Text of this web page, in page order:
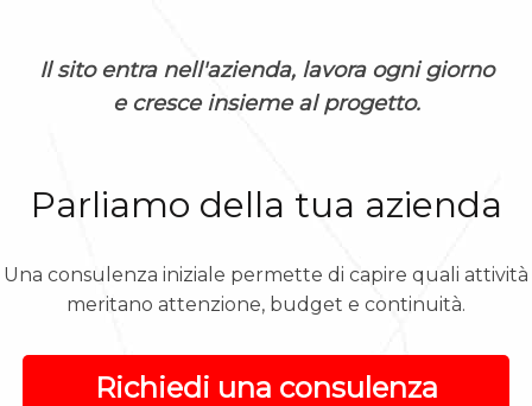
Il sito entra nell'azienda, lavora ogni giorno
e cresce insieme al progetto.
Parliamo della tua azienda
Una consulenza iniziale permette di capire quali attività
meritano attenzione, budget e continuità.
Richiedi una consulenza